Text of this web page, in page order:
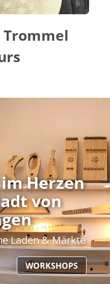
Trommel
Herzen
von
Laden & Märkte
WORKSHOPS